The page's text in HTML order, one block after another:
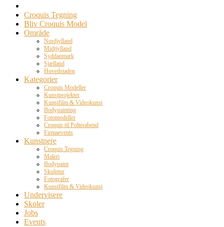
Croquis Tegning
Bliv Croquis Model
Område
Nordjylland
Midtjylland
Syddanmark
Sjælland
Hovedstaden
Kategorier
Croquis Modeller
Kunstprojekter
Kunstfilm & Videokunst
Bodypainting
Fotomodeller
Croquis til Polterabend
Firmaevents
Kunstnere
Croquis Tegning
Maleri
Bodypaint
Skulptur
Fotografer
Kunstfilm & Videokunst
Undervisere
Skoler
Jobs
Events